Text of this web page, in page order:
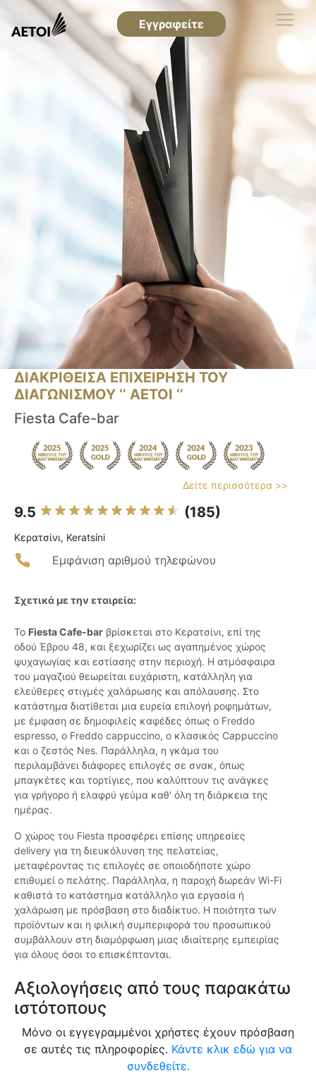
Εγγραφείτε
ΔΙΑΚΡΙΘΕΙΣΑ ΕΠΙΧΕΙΡΗΣΗ ΤΟΥ
ΔΙΑΓΩΝΙΣΜΟΥ ‘’ ΑΕΤΟΙ ‘’
Fiesta Cafe-bar
Δείτε περισσότερα >>
9.5 (185)
Κερατσίνι, Keratsíni
Εμφάνιση αριθμού τηλεφώνου
Σχετικά με την εταιρεία:
Το Fiesta Cafe-bar βρίσκεται στο Κερατσίνι, επί της
οδού Έβρου 48, και ξεχωρίζει ως αγαπημένος χώρος
ψυχαγωγίας και εστίασης στην περιοχή. Η ατμόσφαιρα
του μαγαζιού θεωρείται ευχάριστη, κατάλληλη για
ελεύθερες στιγμές χαλάρωσης και απόλαυσης. Στο
κατάστημα διατίθεται μια ευρεία επιλογή ροφημάτων,
με έμφαση σε δημοφιλείς καφέδες όπως ο Freddo
espresso, ο Freddo cappuccino, ο κλασικός Cappuccino
και ο ζεστός Nes. Παράλληλα, η γκάμα του
περιλαμβάνει διάφορες επιλογές σε σνακ, όπως
μπαγκέτες και τορτίγιες, που καλύπτουν τις ανάγκες
για γρήγορο ή ελαφρύ γεύμα καθ' όλη τη διάρκεια της
ημέρας.
Ο χώρος του Fiesta προσφέρει επίσης υπηρεσίες
delivery για τη διευκόλυνση της πελατείας,
μεταφέροντας τις επιλογές σε οποιοδήποτε χώρο
επιθυμεί ο πελάτης. Παράλληλα, η παροχή δωρεάν Wi-Fi
καθιστά το κατάστημα κατάλληλο για εργασία ή
χαλάρωση με πρόσβαση στο διαδίκτυο. Η ποιότητα των
προϊόντων και η φιλική συμπεριφορά του προσωπικού
συμβάλλουν στη διαμόρφωση μιας ιδιαίτερης εμπειρίας
για όλους όσοι το επισκέπτονται.
Αξιολογήσεις από τους παρακάτω
ιστότοπους
Μόνο οι εγγεγραμμένοι χρήστες έχουν πρόσβαση
σε αυτές τις πληροφορίες. Κάντε κλικ εδώ για να
συνδεθείτε.